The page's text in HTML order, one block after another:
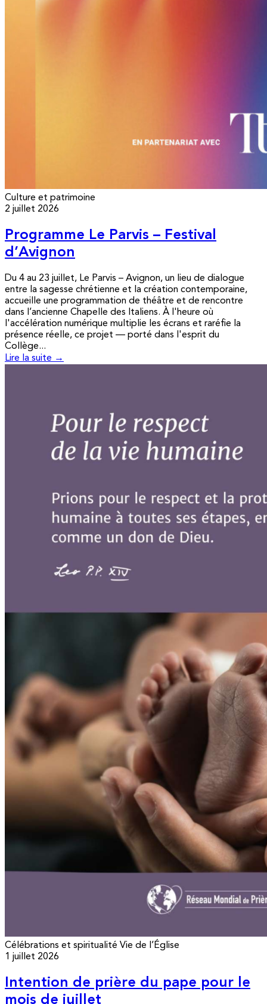
Culture et patrimoine
2 juillet 2026
Programme Le Parvis – Festival
d’Avignon
Du 4 au 23 juillet, Le Parvis – Avignon, un lieu de dialogue
entre la sagesse chrétienne et la création contemporaine,
accueille une programmation de théâtre et de rencontre
dans l’ancienne Chapelle des Italiens. À l'heure où
l'accélération numérique multiplie les écrans et raréfie la
présence réelle, ce projet — porté dans l'esprit du
Collège...
Lire la suite →
Célébrations et spiritualité Vie de l’Église
1 juillet 2026
Intention de prière du pape pour le
mois de juillet